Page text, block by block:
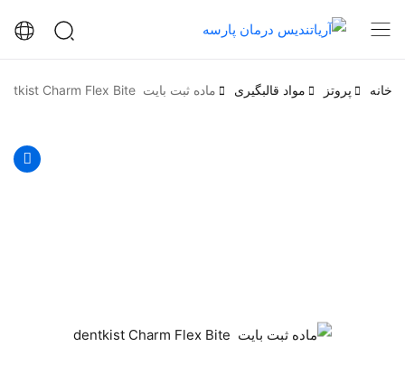
خانه پروتز مواد قالبگیری ماده ثبت بایت dentkist Charm Flex Bite